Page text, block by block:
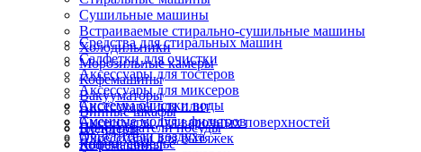
Сушильные машины
Встраиваемые стирально-сушильные машины
Холодильники
Морозильные камеры
Кофемашины
Вакууматоры
Винные шкафы
Подогреватели посуды
Ящики сомелье
Блендеры
Кофемашины
Очистители воздуха
Системы очистки воды
Сменные модули фильтров
Аксессуары для тостеров
Аксессуары для миксеров
Аксессуары для плит
Аксессуары для варочных поверхностей
Аксессуары для вытяжек
Средства для стиральных машин
Салфетки для очистки